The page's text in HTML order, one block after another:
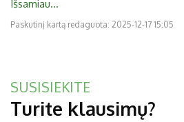
Išsamiau...
Paskutinį kartą redaguota: 2025-12-17 15:05
SUSISIEKITE
Turite klausimų?